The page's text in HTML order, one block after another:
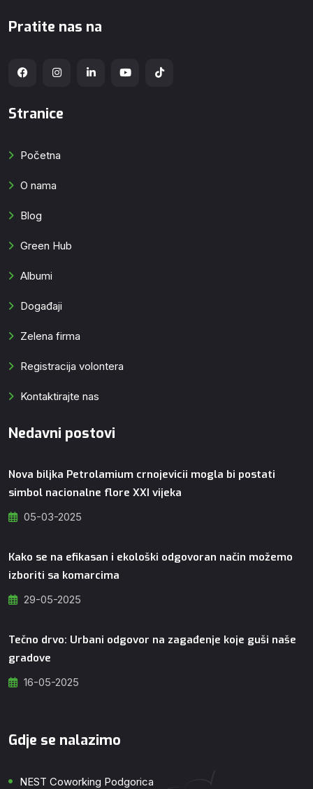
Pratite nas na
Stranice
Početna
O nama
Blog
Green Hub
Albumi
Događaji
Zelena firma
Registracija volontera
Kontaktirajte nas
Nedavni postovi
Nova biljka Petrolamium crnojevicii mogla bi postati
simbol nacionalne flore XXI vijeka
05-03-2025
Kako se na efikasan i ekološki odgovoran način možemo
izboriti sa komarcima
29-05-2025
Tečno drvo: Urbani odgovor na zagađenje koje guši naše
gradove
16-05-2025
Gdje se nalazimo
NEST Coworking Podgorica